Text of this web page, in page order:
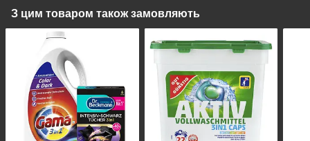
З цим товаром також замовляють